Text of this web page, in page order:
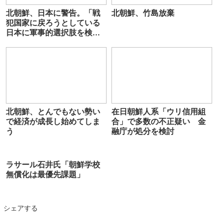
北朝鮮、日本に警告。「戦
犯国家に戻ろうとしている
日本に軍事的選択肢を検
北朝鮮、竹島放棄
北朝鮮、とんでもない勢い
で経済が成長し始めてしま
う
在日朝鮮人系「ウリ信用組
合」で多数の不正疑い 金
融庁が処分を検討
ラサール石井氏「朝鮮学校
無償化は最優先課題」
シェアする